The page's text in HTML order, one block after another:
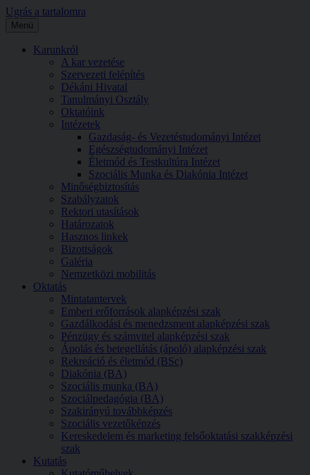
Ugrás a tartalomra
Menü
Karunkról
A kar vezetése
Szervezeti felépítés
Dékáni Hivatal
Tanulmányi Osztály
Oktatóink
Intézetek
Gazdaság- és Vezetéstudományi Intézet
Egészségtudományi Intézet
Életmód és Testkultúra Intézet
Szociális Munka és Diakónia Intézet
Minőségbiztosítás
Szabályzatok
Rektori utasítások
Határozatok
Hasznos linkek
Bizottságok
Galéria
Nemzetközi mobilitás
Oktatás
Mintatantervek
Emberi erőforrások alapképzési szak
Gazdálkodási és menedzsment alapképzési szak
Pénzügy és számvitel alapképzési szak
Ápolás és betegellátás (ápoló) alapképzési szak
Rekreáció és életmód (BSc)
Diakónia (BA)
Szociális munka (BA)
Szociálpedagógia (BA)
Szakirányú továbbképzés
Szociális vezetőképzés
Kereskedelem és marketing felsőoktatási szakképzési
szak
Kutatás